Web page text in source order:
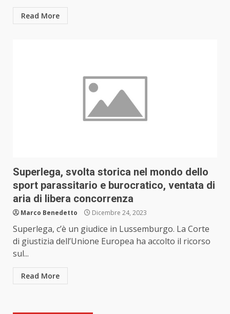
Read More
Superlega, svolta storica nel mondo dello
sport parassitario e burocratico, ventata di
aria di libera concorrenza
Marco Benedetto Dicembre 24, 2023
Superlega, c’è un giudice in Lussemburgo. La Corte
di giustizia dell’Unione Europea ha accolto il ricorso
sul...
Read More